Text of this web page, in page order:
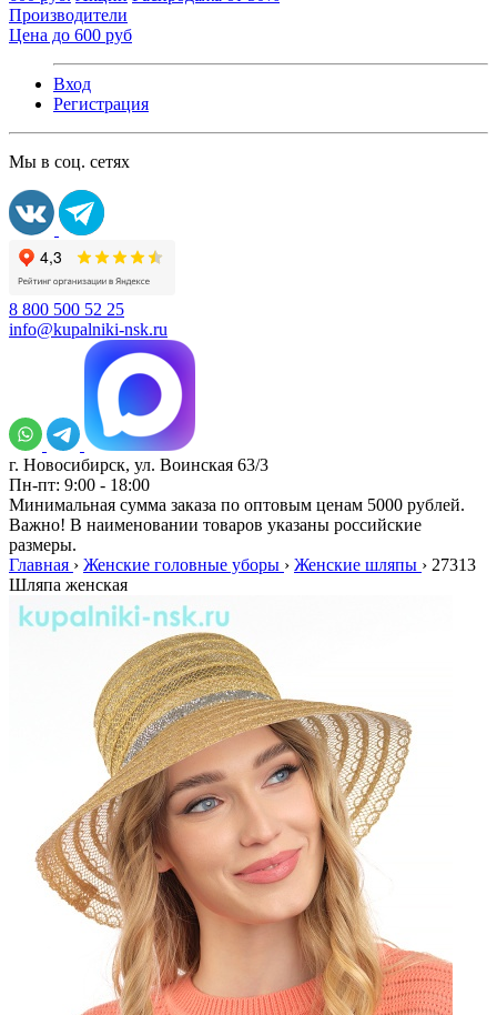
Производители
Цена до 600 руб
Вход
Регистрация
Мы в соц. сетях
8 800 500 52 25
info@kupalniki-nsk.ru
г. Новосибирск, ул. Воинская 63/3
Пн-пт: 9:00 - 18:00
Минимальная сумма заказа по оптовым ценам 5000 рублей.
Важно! В наименовании товаров указаны российские
размеры.
Главная › Женские головные уборы › Женские шляпы › 27313
Шляпа женская